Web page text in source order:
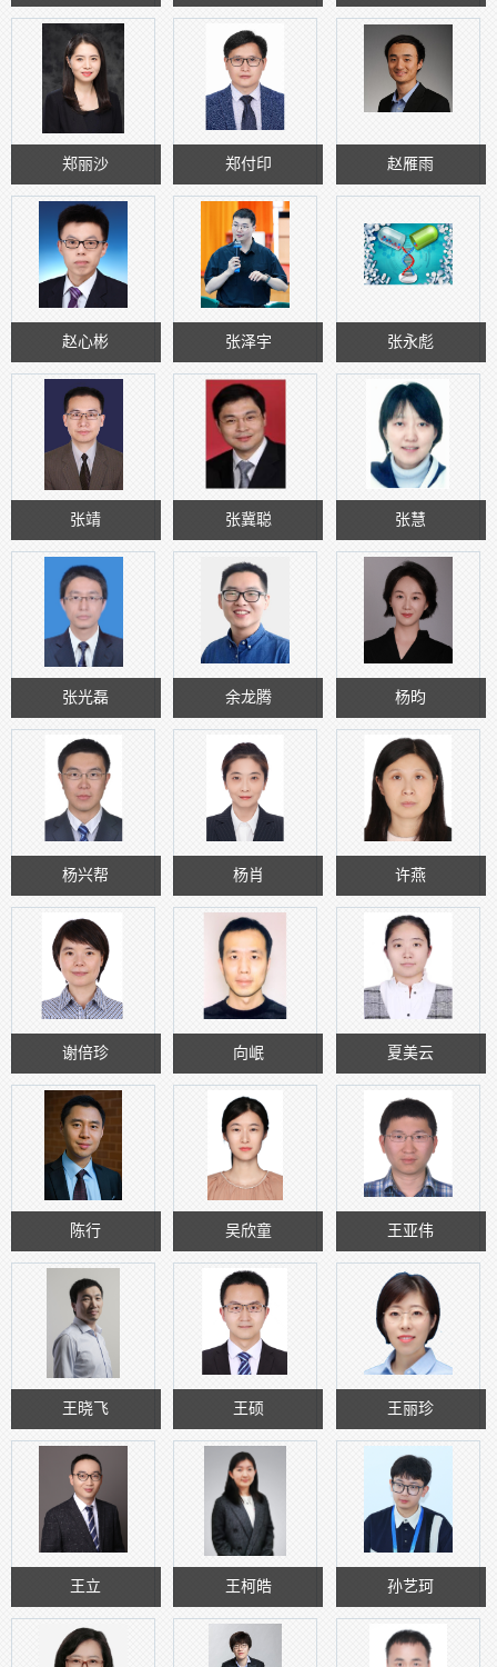
郑丽沙 郑付印 赵雁雨
赵心彬 张泽宇 张永彪
张靖 张冀聪 张慧
张光磊 余龙腾 杨昀
杨兴帮 杨肖 许燕
谢倍珍 向岷 夏美云
陈行 吴欣童 王亚伟
王晓飞 王硕 王丽珍
王立 王柯皓 孙艺珂